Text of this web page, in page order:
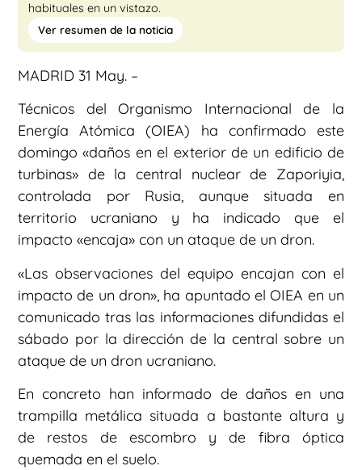
habituales en un vistazo.
Ver resumen de la noticia
MADRID 31 May. –
Técnicos del Organismo Internacional de la
Energía Atómica (OIEA) ha confirmado este
domingo «daños en el exterior de un edificio de
turbinas» de la central nuclear de Zaporiyia,
controlada por Rusia, aunque situada en
territorio ucraniano y ha indicado que el
impacto «encaja» con un ataque de un dron.
«Las observaciones del equipo encajan con el
impacto de un dron», ha apuntado el OIEA en un
comunicado tras las informaciones difundidas el
sábado por la dirección de la central sobre un
ataque de un dron ucraniano.
En concreto han informado de daños en una
trampilla metálica situada a bastante altura y
de restos de escombro y de fibra óptica
quemada en el suelo.